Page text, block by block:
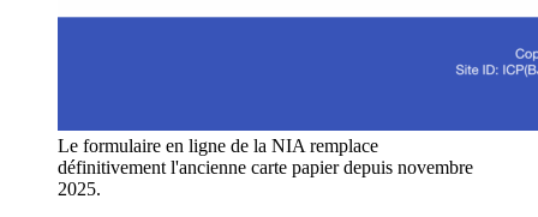
Le formulaire en ligne de la NIA remplace
définitivement l'ancienne carte papier depuis novembre
2025.